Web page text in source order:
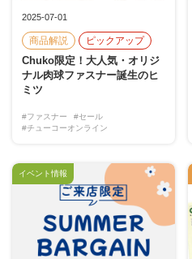
2025-07-01
商品解説 ピックアップ
Chuko限定！大人気・オリジ
ナル肉球ファスナー誕生のヒ
ミツ
#ファスナー
#セール
#チューコーオンライン
イベント情報